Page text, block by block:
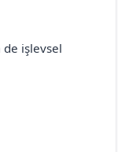
işlevsel